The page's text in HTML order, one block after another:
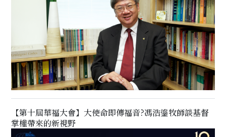
【第十屆華福大會】大使命即傳福音?馮浩鎏牧師談基督
掌權帶來的新視野